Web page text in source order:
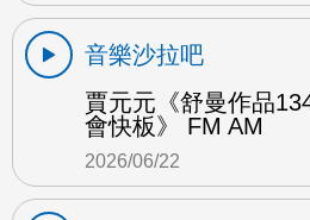
音樂沙拉吧
賈元元《舒曼作品
會快板》 FM AM
2026/06/22